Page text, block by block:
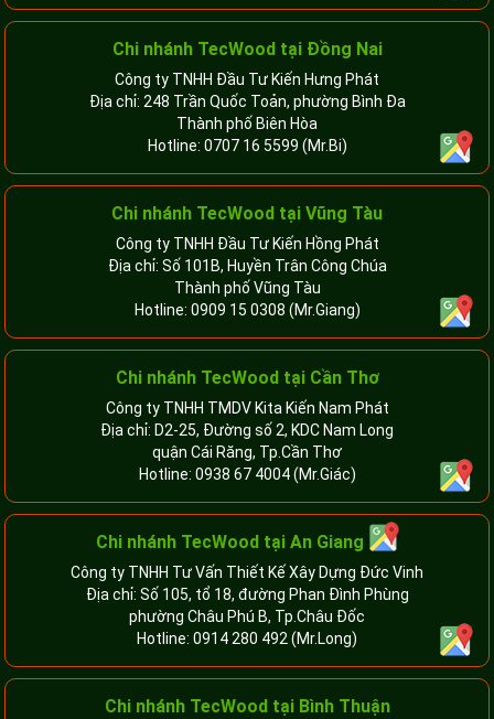
Chi nhánh TecWood tại Đồng Nai
Công ty TNHH Đầu Tư Kiến Hưng Phát
Địa chỉ: 248 Trần Quốc Toản, phường Bình Đa
Thành phố Biên Hòa
Hotline: 0707 16 5599 (Mr.Bi)
Chi nhánh TecWood tại Vũng Tàu
Công ty TNHH Đầu Tư Kiến Hồng Phát
Địa chỉ: Số 101B, Huyền Trân Công Chúa
Thành phố Vũng Tàu
Hotline: 0909 15 0308 (Mr.Giang)
Chi nhánh TecWood tại Cần Thơ
Công ty TNHH TMDV Kita Kiến Nam Phát
Địa chỉ: D2-25, Đường số 2, KDC Nam Long
quận Cái Răng, Tp.Cần Thơ
Hotline: 0938 67 4004(Mr.Giác)
Chi nhánh TecWood tại An Giang
Công ty TNHH Tư Vấn Thiết Kế Xây Dựng Đức Vinh
Địa chỉ: Số 105, tổ 18, đường Phan Đình Phùng
phường Châu Phú B, Tp.Châu Đốc
Hotline: 0914 280 492 (Mr.Long)
Chi nhánh TecWood tại Bình Thuận